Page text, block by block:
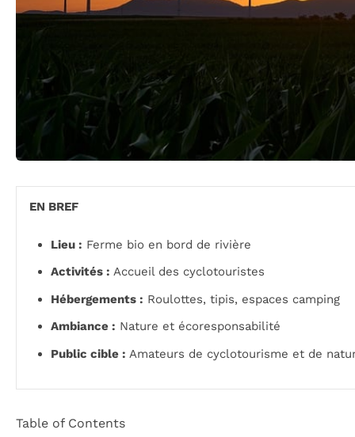
EN BREF
Lieu : Ferme bio en bord de rivière
Activités : Accueil des cyclotouristes
Hébergements : Roulottes, tipis, espaces camping
Ambiance : Nature et écoresponsabilité
Public cible : Amateurs de cyclotourisme et de
Table of Contents